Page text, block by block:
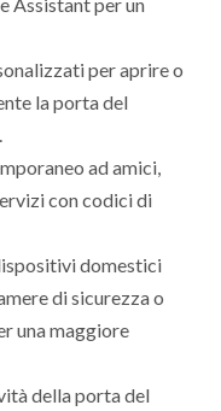
per aprire o
la porta del
ad amici,
con codici di
domestici
di sicurezza o
una maggiore
della porta del